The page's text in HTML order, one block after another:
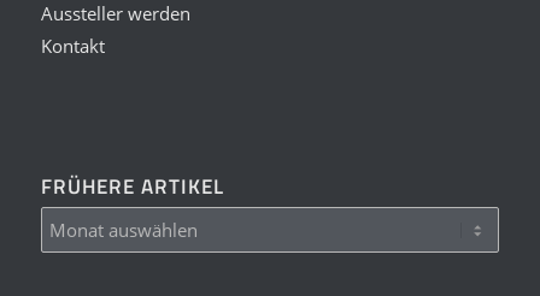
Aussteller werden
Kontakt
FRÜHERE ARTIKEL